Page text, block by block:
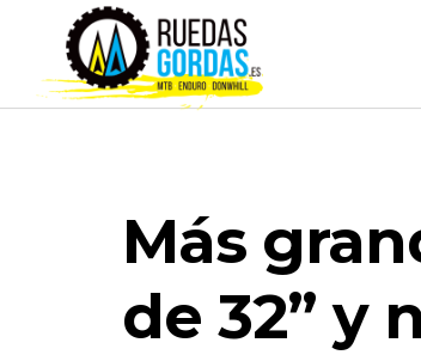
Más
de 32” y